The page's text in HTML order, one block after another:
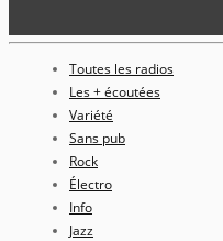
Toutes les radios
Les + écoutées
Variété
Sans pub
Rock
Électro
Info
Jazz